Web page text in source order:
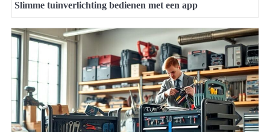
Slimme tuinverlichting bedienen met een app